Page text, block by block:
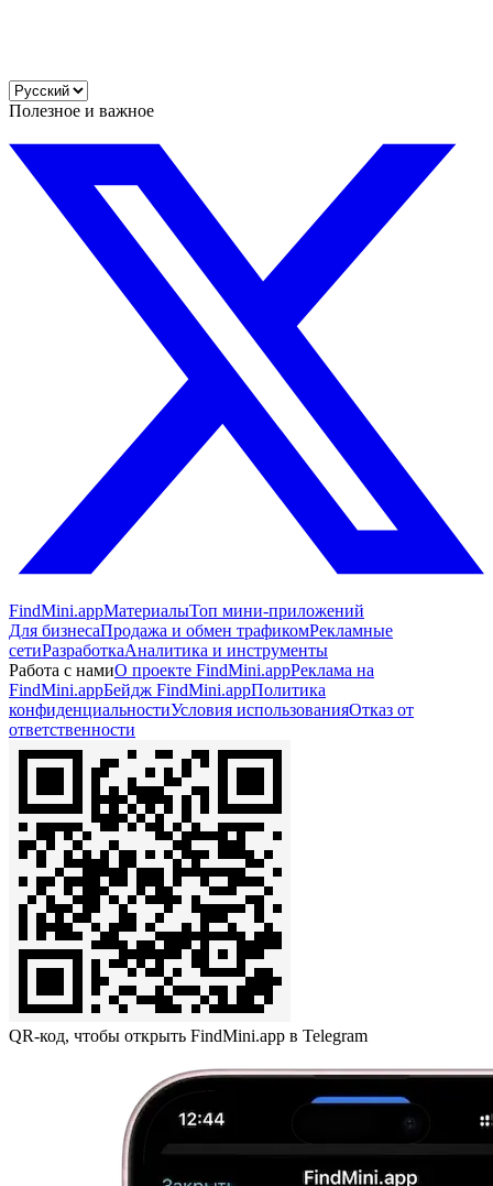
Полезное и важное
FindMini.appМатериалыТоп мини-приложений
Для бизнесаПродажа и обмен трафикомРекламные
сетиРазработкаАналитика и инструменты
Работа с намиО проекте FindMini.appРеклама на
FindMini.appБейдж FindMini.appПолитика
конфиденциальностиУсловия использованияОтказ от
ответственности
QR-код, чтобы открыть FindMini.app в Telegram